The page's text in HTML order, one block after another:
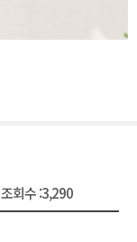
조회수 :3,290